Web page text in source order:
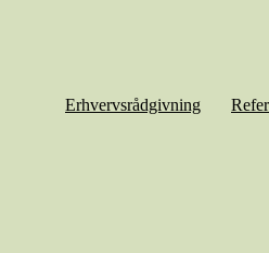
Erhvervsrådgivning